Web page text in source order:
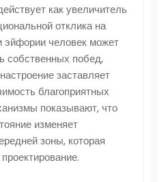
как увеличитель
отклика на
человек может
собственных побед,
заставляет
благоприятных
показывают, что
изменяет
зоны, которая